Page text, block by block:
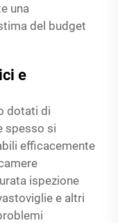
una
del budget
e
dotati di
spesso si
efficacemente
ispezione
e altri